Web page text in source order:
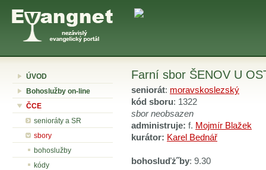
ÚVOD
Bohoslužby on-line
ČCE
senioráty a SR
sbory
bohoslužby
kódy
Farní sbor ŠENOV U
seniorát: moravskoslezský
kód sboru: 1322
sbor neobsazen
administruje: f. Mojmír Blažek
kurátor: Karel Bednář
bohosluďż˝by: 9.30